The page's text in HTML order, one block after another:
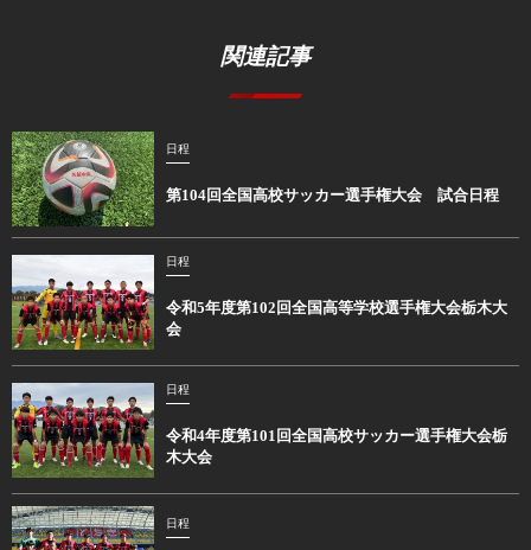
関連記事
日程
第104回全国高校サッカー選手権大会 試合日程
日程
令和5年度第102回全国高等学校選手権大会栃木大
会
日程
令和4年度第101回全国高校サッカー選手権大会栃
木大会
日程